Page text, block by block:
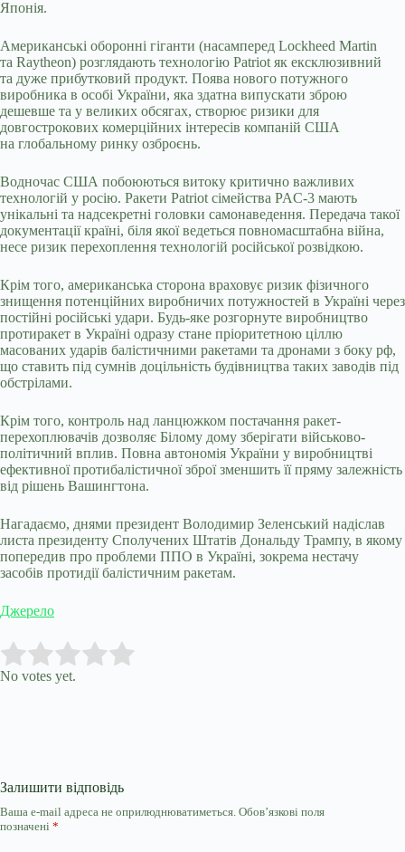
Японія.
Американські оборонні гіганти (насамперед Lockheed Martin
та Raytheon) розглядають технологію Patriot як ексклюзивний
та дуже прибутковий продукт. Поява нового потужного
виробника в особі України, яка здатна випускати зброю
дешевше та у великих обсягах, створює ризики для
довгострокових комерційних інтересів компаній США
на глобальному ринку озброєнь.
Водночас США побоюються витоку критично важливих
технологій у росію. Ракети Patriot сімейства PAC-3 мають
унікальні та надсекретні головки самонаведення. Передача такої
документації країні, біля якої ведеться повномасштабна війна,
несе ризик перехоплення технологій російської розвідкою.
Крім того, американська сторона враховує ризик фізичного
знищення потенційних виробничих потужностей в Україні через
постійні російські удари. Будь-яке розгорнуте виробництво
протиракет в Україні одразу стане пріоритетною ціллю
масованих ударів балістичними ракетами та дронами з боку рф,
що ставить під сумнів доцільність будівництва таких заводів під
обстрілами.
Крім того, контроль над ланцюжком постачання ракет-
перехоплювачів дозволяє Білому дому зберігати військово-
політичний вплив. Повна автономія України у виробництві
ефективної протибалістичної зброї зменшить її пряму залежність
від рішень Вашингтона.
Нагадаємо, днями президент Володимир Зеленський надіслав
листа президенту Сполучених Штатів Дональду Трампу, в якому
попередив про проблеми ППО в Україні, зокрема нестачу
засобів протидії балістичним ракетам.
Джерело
Rate this item:
No votes yet.
Залишити відповідь
Ваша e-mail адреса не оприлюднюватиметься. Обов’язкові поля
позначені *